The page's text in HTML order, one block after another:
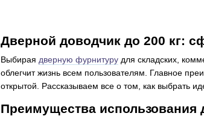
Дверной доводчик до 200 кг:
Выбирая дверную фурнитуру для складских,
облегчит жизнь всем пользователям. Главное
открытой. Рассказываем все о том, как выбрать
Преимущества использования